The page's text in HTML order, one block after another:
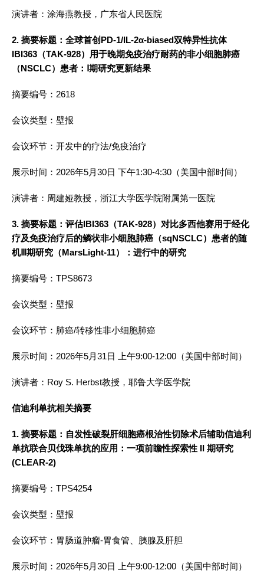
演讲者：涂海燕教授，广东省人民医院
2. 摘要标题：全球首创PD-1/IL-2α-biased双特异性抗体
IBI363（TAK-928）用于晚期免疫治疗耐药的非小细胞肺癌
（NSCLC）患者：Ⅰ期研究更新结果
摘要编号：2618
会议类型：壁报
会议环节：开发中的疗法/免疫治疗
展示时间：2026年5月30日 下午1:30-4:30（美国中部时间）
演讲者：周建娅教授，浙江大学医学院附属第一医院
3. 摘要标题：评估IBI363（TAK-928）对比多西他赛用于经化
疗及免疫治疗后的鳞状非小细胞肺癌（sqNSCLC）患者的随
机Ⅲ期研究（MarsLight-11）：进行中的研究
摘要编号：TPS8673
会议类型：壁报
会议环节：肺癌/转移性非小细胞肺癌
展示时间：2026年5月31日 上午9:00-12:00（美国中部时间）
演讲者：Roy S. Herbst教授，耶鲁大学医学院
信迪利单抗相关摘要
1. 摘要标题：自发性破裂肝细胞癌根治性切除术后辅助信迪利
单抗联合贝伐珠单抗的应用：一项前瞻性探索性 II 期研究
(CLEAR-2)
摘要编号：TPS4254
会议类型：壁报
会议环节：胃肠道肿瘤-胃食管、胰腺及肝胆
展示时间：2026年5月30日 上午9:00-12:00（美国中部时间）